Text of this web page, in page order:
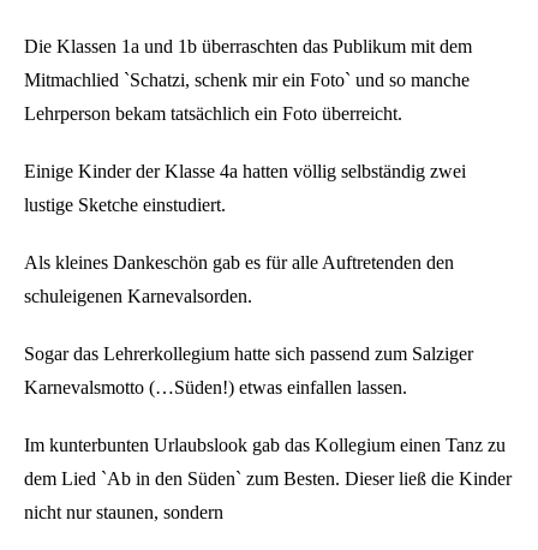
Die Klassen 1a und 1b überraschten das Publikum mit dem
Mitmachlied `Schatzi, schenk mir ein Foto` und so manche
Lehrperson bekam tatsächlich ein Foto überreicht.
Einige Kinder der Klasse 4a hatten völlig selbständig zwei
lustige Sketche einstudiert.
Als kleines Dankeschön gab es für alle Auftretenden den
schuleigenen Karnevalsorden.
Sogar das Lehrerkollegium hatte sich passend zum Salziger
Karnevalsmotto (…Süden!) etwas einfallen lassen.
Im kunterbunten Urlaubslook gab das Kollegium einen Tanz zu
dem Lied `Ab in den Süden` zum Besten. Dieser ließ die Kinder
nicht nur staunen, sondern